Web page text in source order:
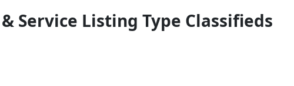
& Service Listing Type Classifieds